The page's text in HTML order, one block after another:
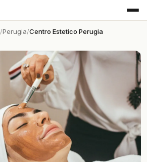
Perugia Centro Estetico Perugia